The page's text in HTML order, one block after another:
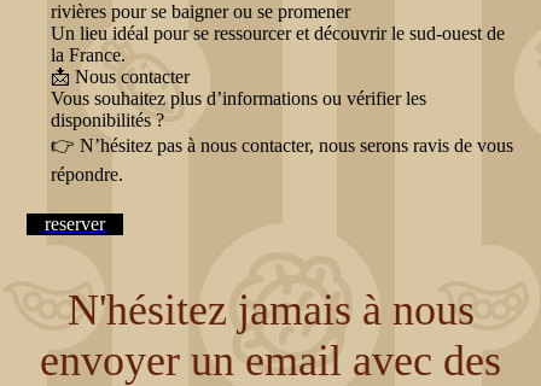
rivières pour se baigner ou se promener
Un lieu idéal pour se ressourcer et découvrir le sud-ouest de
la France.
📩 Nous contacter
Vous souhaitez plus d’informations ou vérifier les
disponibilités ?
👉 N’hésitez pas à nous contacter, nous serons ravis de vous
répondre.
reserver
N'hésitez jamais à nous
envoyer un email avec des